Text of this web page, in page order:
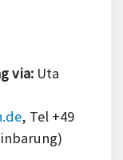
via: Uta
, Tel +49